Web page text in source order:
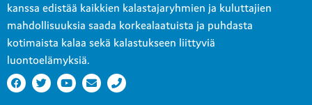
kanssa edistää kaikkien kalastajaryhmien ja kuluttajien
mahdollisuuksia saada korkealaatuista ja puhdasta
kotimaista kalaa sekä kalastukseen liittyviä
luontoelämyksiä.